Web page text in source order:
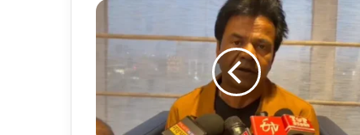
International
Day:
यादव
ने
योग